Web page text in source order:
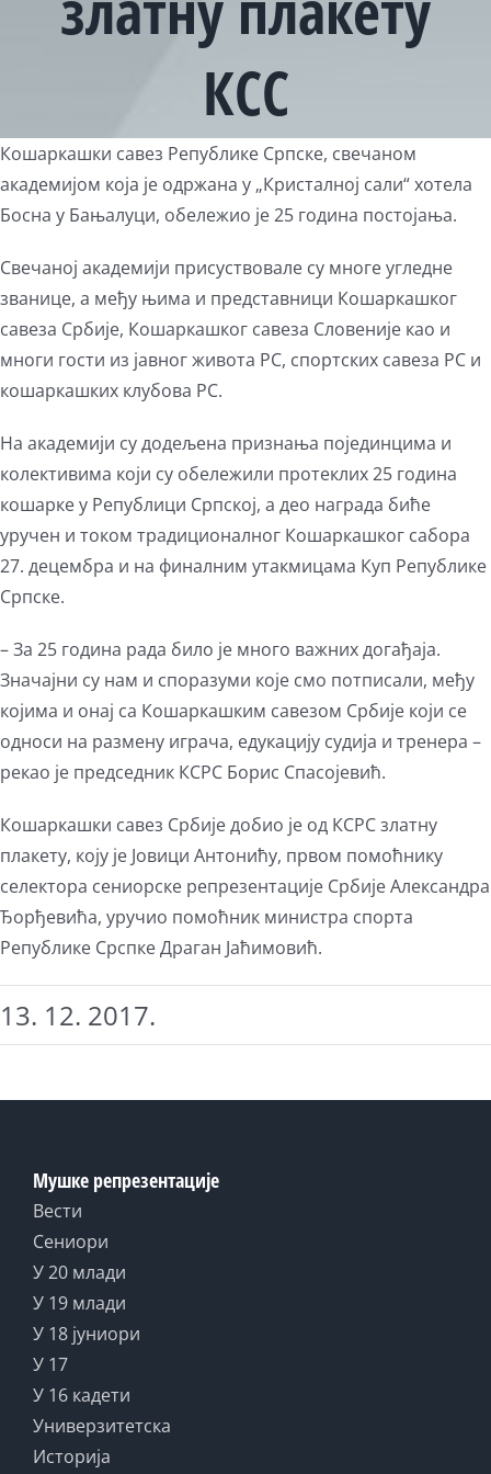
КСС
View
Larger
Image
Кошаркашки савез Републике Српске, свечаном
академијом која је одржана у „Кристалној сали“ хотела
Босна у Бањалуци, обележио је 25 година постојања.
Свечаној академији присуствовале су многе угледне
званице, а међу њима и представници Кошаркашког
савеза Србије, Кошаркашког савеза Словеније као и
многи гости из јавног живота РС, спортских савеза РС и
кошаркашких клубова РС.
На академији су додељена признања појединцима и
колективима који су обележили протеклих 25 година
кошарке у Републици Српској, а део награда биће
уручен и током традиционалног Кошаркашког сабора
27. децембра и на финалним утакмицама Куп Републике
Српске.
– За 25 година рада било је много важних догађаја.
Значајни су нам и споразуми које смо потписали, међу
којима и онај са Кошаркашким савезом Србије који се
односи на размену играча, едукацију судија и тренера –
рекао је председник КСРС Борис Спасојевић.
Кошаркашки савез Србије добио је од КСРС златну
плакету, коју је Јовици Антонићу, првом помоћнику
селектора сениорске репрезентације Србије Александра
Ђорђевића, уручио помоћник министра спорта
Републике Срспке Драган Јаћимовић.
13. 12. 2017.
Мушке репрезентације
Вести
Сениори
У 20 млади
У 19 млади
У 18 јуниори
У 17
У 16 кадети
Универзитетска
Историја